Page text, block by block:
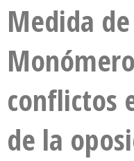
Medida
conflictos
de la